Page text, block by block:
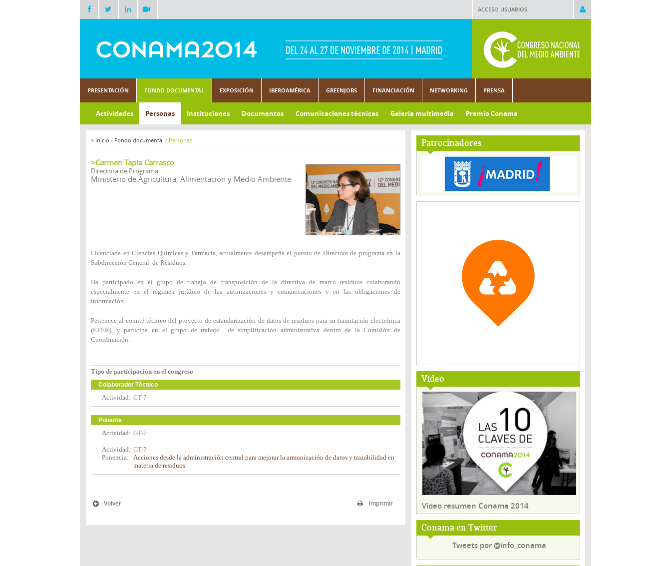
ACCESO USUARIOS
PRESENTACIÓN FONDO DOCUMENTAL EXPOSICIÓN IBEROAMÉRICA GREENJOBS FINANCIACIÓN NETWORKING PRENSA
Actividades Personas Instituciones Documentos Comunicaciones técnicas Galería multimedia Premio Conama
Patrocinadores
Vídeo
Vídeo resumen Conama 2014
Conama en Twitter
Tweets por @info_conama
> Inicio / Fondo documental / Personas
>Carmen Tapia Carrasco
Directora de Programa
Ministerio de Agricultura, Alimentación y Medio Ambiente
Licenciada en Ciencias Químicas y Farmacia, actualmente desempeña el puesto de Directora de programa en la
Subdirección General de Residuos.
Ha participado en el grupo de trabajo de transposición de la directiva de marco residuos colaborando
especialmente en el régimen jurídico de las autorizaciones y comunicaciones y en las obligaciones de
información.
Pertenece al comité técnico del proyecto de estandarización de datos de residuos para su tramitación electrónica
(ETER), y participa en el grupo de trabajo de simplificación administrativa dentro de la Comisión de
Coordinación.
Tipo de participación en el congreso
Colaborador Técnico
Actividad: GT-7
Ponente
Actividad: GT-7
Actividad: GT-7
Ponencia:
Acciones desde la administración central para mejorar la armonización de datos y trazabilidad en
materia de residuos.
Imprimir
Volver